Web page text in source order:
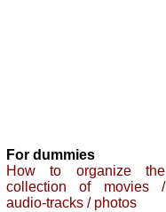
For dummies
How to organize the
collection of movies /
audio-tracks / photos